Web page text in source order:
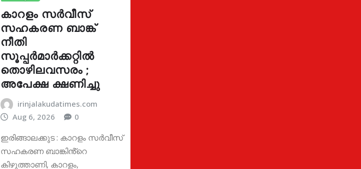
കാറളം സർവീസ്
സഹകരണ ബാങ്ക്
നീതി
സൂപ്പർമാർക്കറ്റിൽ
തൊഴിലവസരം ;
അപേക്ഷ ക്ഷണിച്ചു
irinjalakudatimes.com
Aug 6, 2026
0
ഇരിങ്ങാലക്കുട : കാറളം സർവീസ്
സഹകരണ ബാങ്കിൻ്റെ
കിഴുത്താണി, കാറളം,